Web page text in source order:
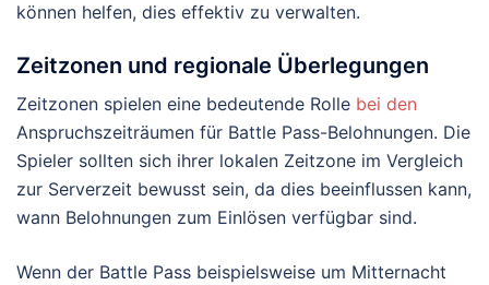
können helfen, dies effektiv zu verwalten.
Zeitzonen und regionale Überlegungen
Zeitzonen spielen eine bedeutende Rolle bei den
Anspruchszeiträumen für Battle Pass-Belohnungen. Die
Spieler sollten sich ihrer lokalen Zeitzone im Vergleich
zur Serverzeit bewusst sein, da dies beeinflussen kann,
wann Belohnungen zum Einlösen verfügbar sind.
Wenn der Battle Pass beispielsweise um Mitternacht